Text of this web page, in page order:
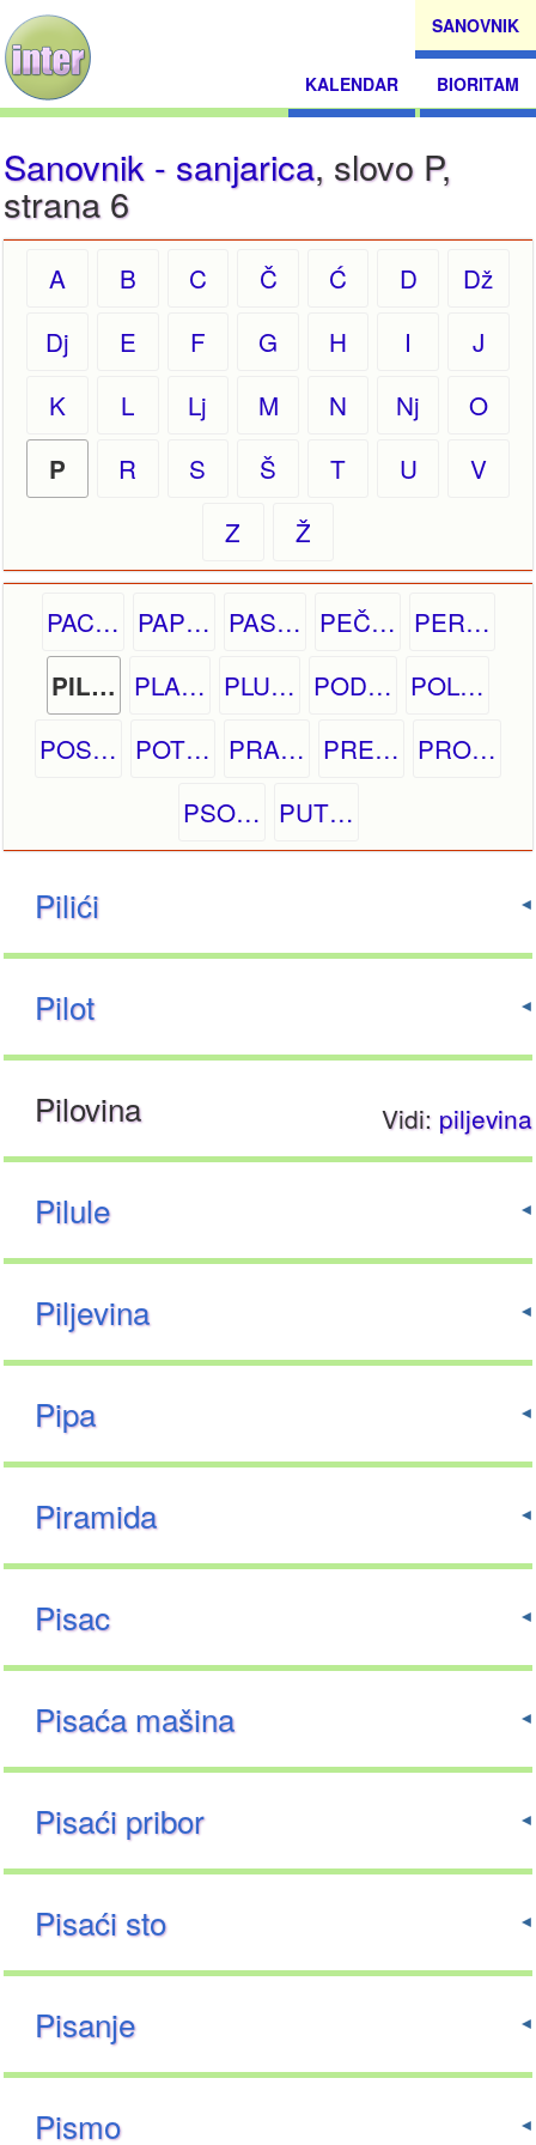
SANOVNIK
KALENDAR BIORITAM
Sanovnik - sanjarica, slovo P,
strana 6
A B C Č Ć D
Dž
Dj
E F G H I
J
K
L Lj M N Nj O
P R S Š T U
V
Z
Ž
PAC… PAP… PAS… PEČ… PER…
PIL… PLA… PLU… POD… POL…
POS… POT… PRA… PRE… PRO…
PSO… PUT…
Pilići
Pilot
Pilovina Vidi: piljevina
Pilule
Piljevina
Pipa
Piramida
Pisac
Pisaća mašina
Pisaći pribor
Pisaći sto
Pisanje
Pismo